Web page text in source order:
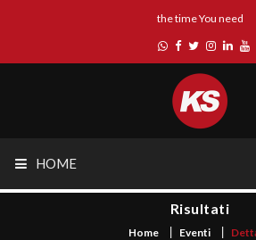
the time You need
HOME
Risultati
Home Eventi